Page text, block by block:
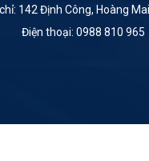
142 Định Công, Hoàng
Điện thoại: 0988 810 965